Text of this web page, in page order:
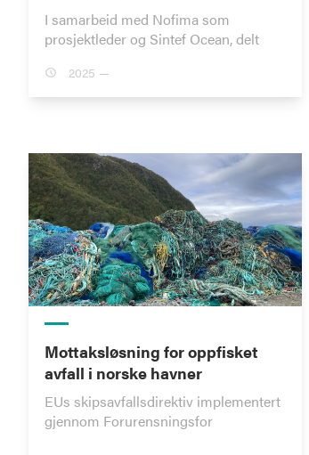
I samarbeid med Nofima som
prosjektleder og Sintef Ocean, delt
2025 —
Mottaksløsning for oppfisket
avfall i norske havner
EUs skipsavfallsdirektiv implementert
gjennom Forurensningsfor